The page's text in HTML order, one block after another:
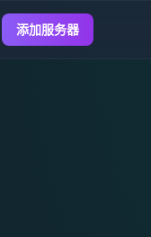
添加服务器